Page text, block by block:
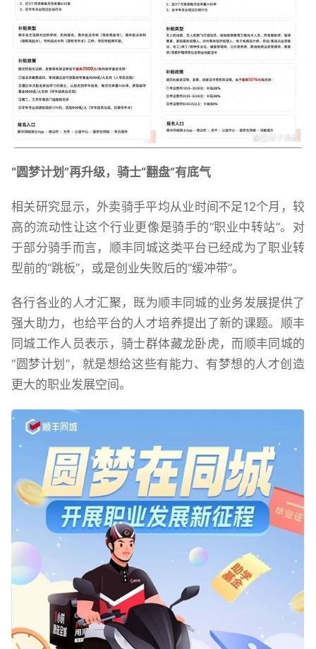
“圆梦计划”再升级，骑士“翻盘”有底气
相关研究显示，外卖骑手平均从业时间不足12个月，较
高的流动性让这个行业更像是骑手的“职业中转站”。对
于部分骑手而言，顺丰同城这类平台已经成为了职业转
型前的“跳板”，或是创业失败后的“缓冲带”。
各行各业的人才汇聚，既为顺丰同城的业务发展提供了
强大助力，也给平台的人才培养提出了新的课题。顺丰
同城工作人员表示，骑士群体藏龙卧虎，而顺丰同城的
“圆梦计划”，就是想给这些有能力、有梦想的人才创造
更大的职业发展空间。